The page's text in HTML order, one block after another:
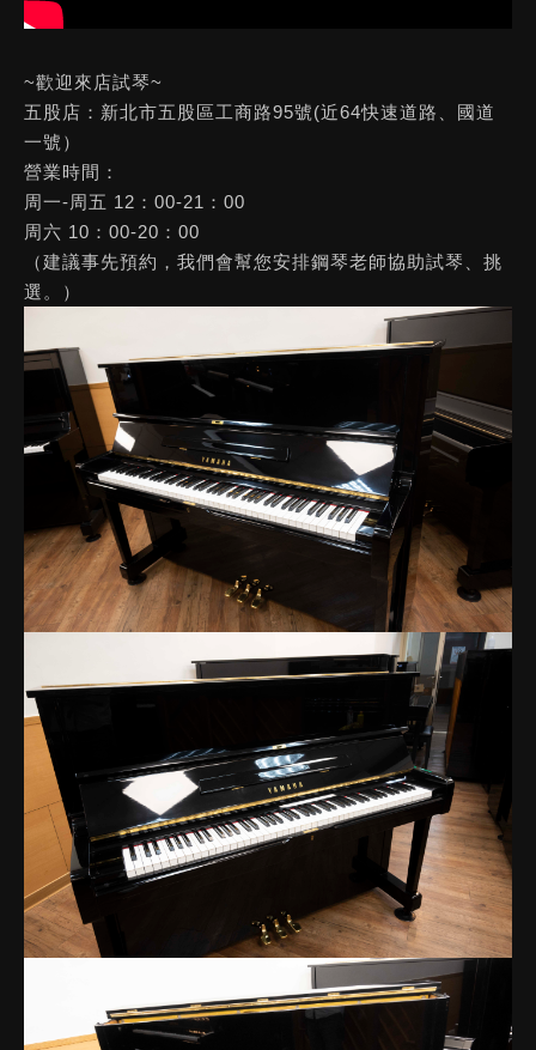
~歡迎來店試琴~
五股店：新北市五股區工商路95號(近64快速道路、國道
一號）
營業時間：
周一-周五 12：00-21：00
周六 10：00-20：00
（建議事先預約，我們會幫您安排鋼琴老師協助試琴、挑
選。）